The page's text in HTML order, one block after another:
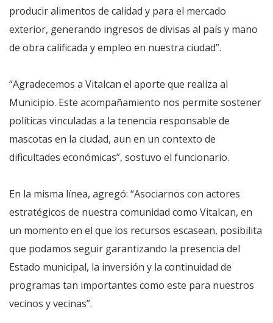
producir alimentos de calidad y para el mercado
exterior, generando ingresos de divisas al país y mano
de obra calificada y empleo en nuestra ciudad”.
“Agradecemos a Vitalcan el aporte que realiza al
Municipio. Este acompañamiento nos permite sostener
políticas vinculadas a la tenencia responsable de
mascotas en la ciudad, aun en un contexto de
dificultades económicas”, sostuvo el funcionario.
En la misma línea, agregó: “Asociarnos con actores
estratégicos de nuestra comunidad como Vitalcan, en
un momento en el que los recursos escasean, posibilita
que podamos seguir garantizando la presencia del
Estado municipal, la inversión y la continuidad de
programas tan importantes como este para nuestros
vecinos y vecinas”.